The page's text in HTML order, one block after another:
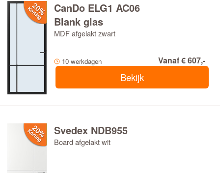
CanDo ELG1 AC06
Blank glas
MDF afgelakt zwart
10 werkdagen Vanaf € 607,-
Bekijk
Svedex NDB955
Board afgelakt wit